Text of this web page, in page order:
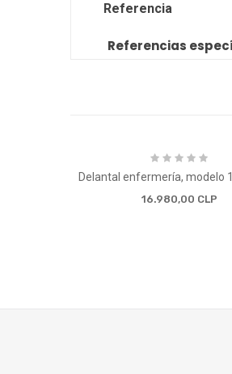
Referencia
Referencias
16.980,00 CLP